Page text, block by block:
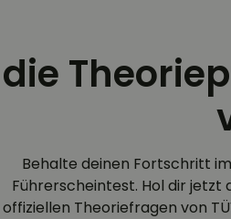
Behalte deinen Fortschritt
Führerscheintest. Hol dir jetzt
offiziellen Theoriefragen von